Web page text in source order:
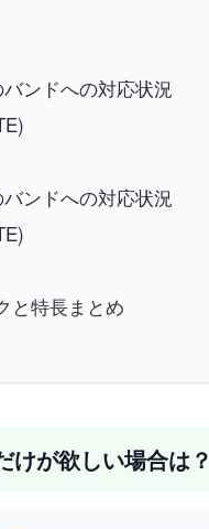
ンドへの対応状況
ンドへの対応状況
と特長まとめ
けが欲しい場合は？